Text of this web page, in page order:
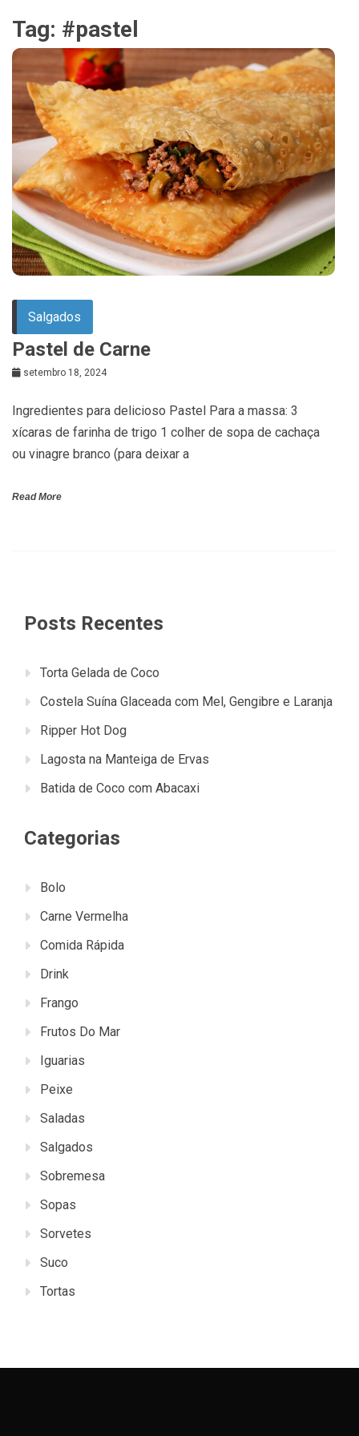
Tag: #pastel
Salgados
Pastel de Carne
setembro 18, 2024
Ingredientes para delicioso Pastel Para a massa: 3
xícaras de farinha de trigo 1 colher de sopa de cachaça
ou vinagre branco (para deixar a
Read More
Posts Recentes
Torta Gelada de Coco
Costela Suína Glaceada com Mel, Gengibre e Laranja
Ripper Hot Dog
Lagosta na Manteiga de Ervas
Batida de Coco com Abacaxi
Categorias
Bolo
Carne Vermelha
Comida Rápida
Drink
Frango
Frutos Do Mar
Iguarias
Peixe
Saladas
Salgados
Sobremesa
Sopas
Sorvetes
Suco
Tortas